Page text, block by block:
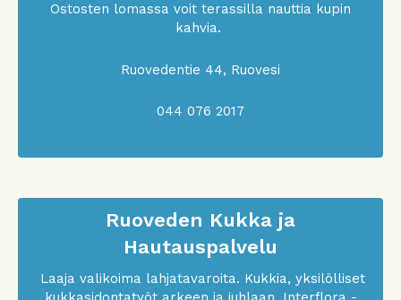
Ostosten lomassa voit terassilla nauttia kupin
kahvia.
Ruovedentie 44, Ruovesi
044 076 2017
Ruoveden Kukka ja
Hautauspalvelu
Laaja valikoima lahjatavaroita. Kukkia, yksilölliset